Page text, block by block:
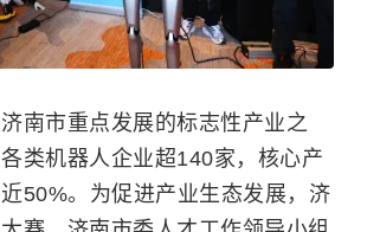
南市重点发展的标志性产业之
类机器人企业超140家，核心产
50%。为促进产业生态发展，济